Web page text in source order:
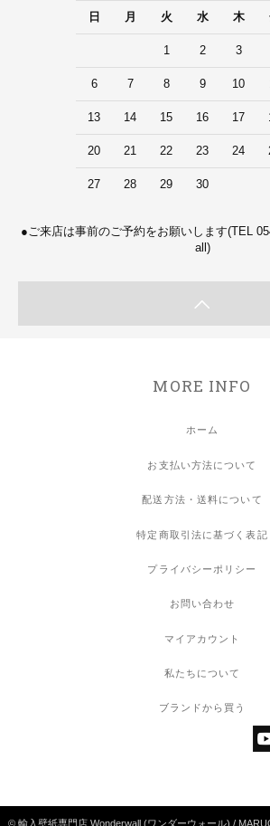
日
月 火 水 木
1 2 3
6 7 8 9 10
13 14 15 16 17
20 21 22 23 24
27 28 29 30
●ご来店は事前のご予約をお願いします(TEL
all)
MORE INFO
ホーム
お支払い方法について
配送方法・送料について
特定商取引法に基づく表記
プライバシーポリシー
お問い合わせ
マイアカウント
私たちについて
ブランドから買う
© 輸入壁紙専門店 Wonderwall (ワンダーウォール) /